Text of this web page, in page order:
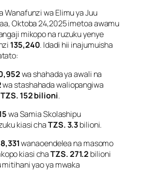
Wanafunzi wa Elimu ya Juu
Oktoba 24,2025 imetoa awamu
mikopo na ruzuku yenye
135,240. Idadi hii inajumuisha
wa shahada ya awali na
wa stashahada waliopangiwa
TZS. 152 bilioni.
wa Samia Skolashipu
kiasi chaTZS. 3.3bilioni.
wanaoendelea na masomo
kiasi chaTZS. 271.2 bilioni
yao ya mwaka